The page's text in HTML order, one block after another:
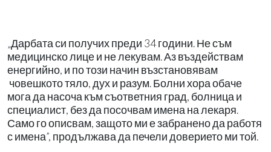
„Дарбата си получих преди 34 години. Не съм
медицинско лице и не лекувам. Аз въздействам
енергийно, и по този начин възстановявам
човешкото тяло, дух и разум. Болни хора обаче
мога да насоча към съответния град, болница и
специалист, без да посочвам имена на лекаря.
Само го описвам, защото ми е забранено да работя
с имена”, продължава да печели доверието ми той.